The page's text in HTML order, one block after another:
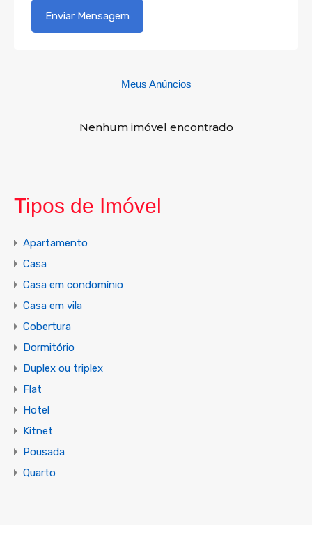
Meus Anúncios
Nenhum imóvel encontrado
Tipos de Imóvel
Apartamento
Casa
Casa em condomínio
Casa em vila
Cobertura
Dormitório
Duplex ou triplex
Flat
Hotel
Kitnet
Pousada
Quarto